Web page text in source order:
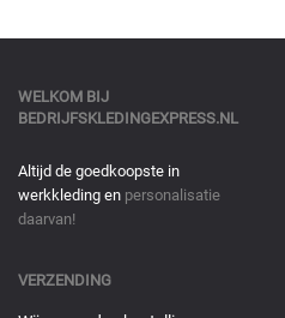
WELKOM BIJ
BEDRIJFSKLEDINGEXPRESS.NL
Altijd de goedkoopste in
werkkleding en personalisatie
daarvan!
VERZENDING